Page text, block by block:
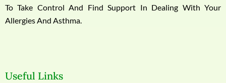
To Take Control And Find Support In Dealing With Your
Allergies And Asthma.
Useful Links